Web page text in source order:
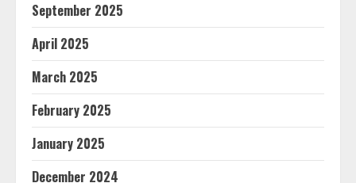
September 2025
April 2025
March 2025
February 2025
January 2025
December 2024